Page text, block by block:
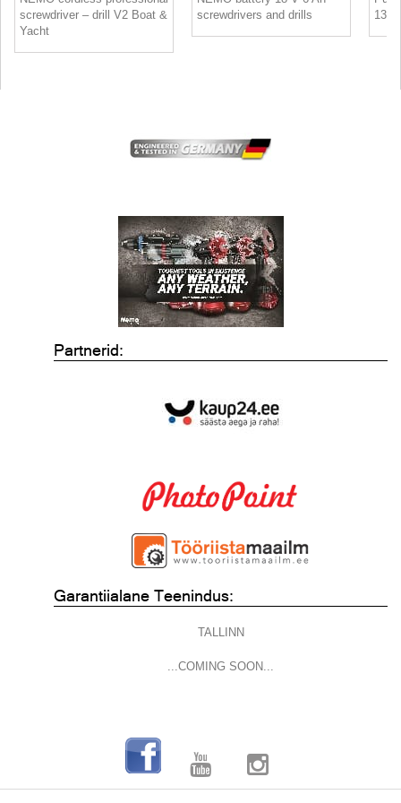
screwdriver – drill V2 Boat &
Yacht
screwdrivers and drills
Partnerid:
Garantiialane Teenindus:
TALLINN
...COMING SOON...